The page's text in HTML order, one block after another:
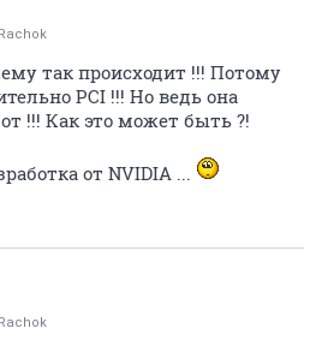
Rachok
так происходит !!! Потому
PCI !!! Но ведь она
!!! Как это может быть ?!
от NVIDIA ...
Rachok